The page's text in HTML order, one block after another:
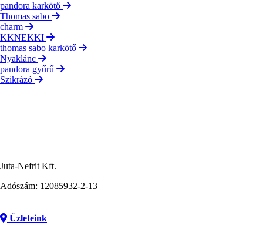
pandora karkötő
Thomas sabo
charm
KKNEKKI
thomas sabo karkötő
Nyaklánc
pandora gyűrű
Szikrázó
Juta-Nefrit Kft.
Adószám: 12085932-2-13
Üzleteink